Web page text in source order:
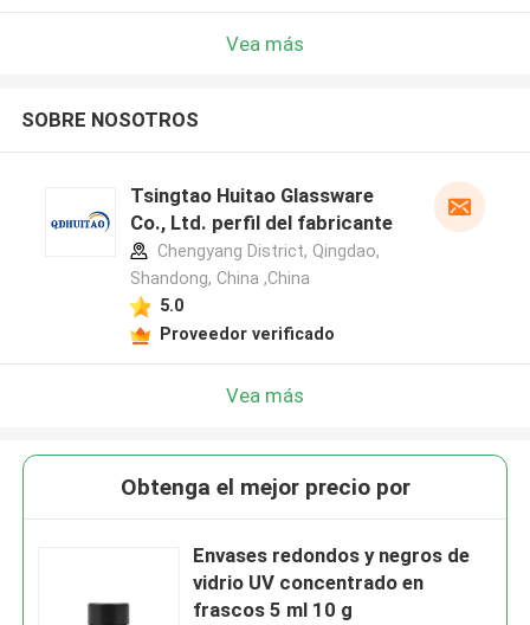
Vea más
SOBRE NOSOTROS
Tsingtao Huitao Glassware
Co., Ltd. perfil del fabricante
Chengyang District, Qingdao,
Shandong, China ,China
5.0
Proveedor verificado
Vea más
Obtenga el mejor precio por
Envases redondos y negros de
vidrio UV concentrado en
frascos 5 ml 10 g